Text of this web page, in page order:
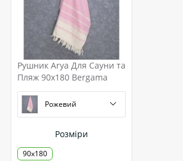
Рушник Arya Для Сауни та
Пляж 90x180 Bergama
Рожевий
Розміри
90х180